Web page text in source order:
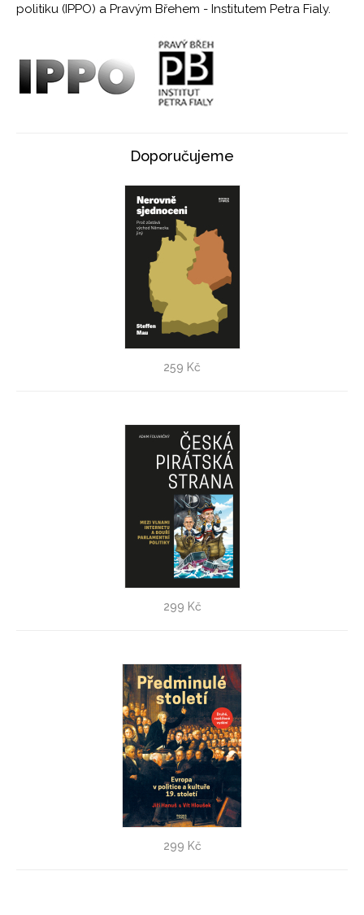
politiku (IPPO) a Pravým Břehem - Institutem Petra Fialy.
Doporučujeme
Nerovně sjednoceni
259 Kč
Česká pirátská strana
299 Kč
Předminulé století - druhé doplněné vydání
299 Kč